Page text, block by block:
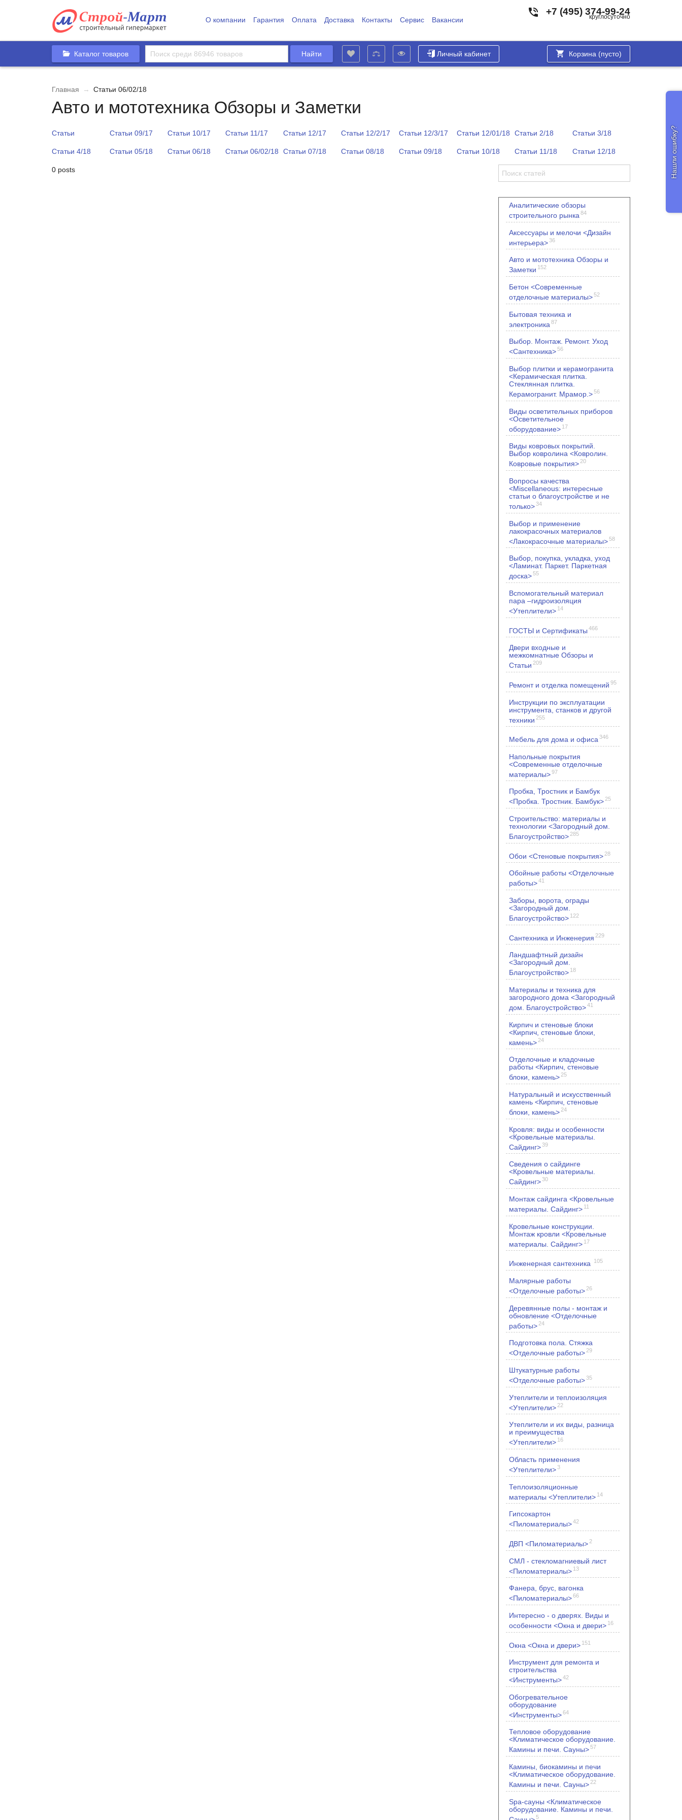
О компании Гарантия Оплата Доставка Контакты Сервис Вакансии
+7 (495) 374-99-24
круглосуточно
Каталог товаров Личный кабинет Корзина (пусто)
Главная → Статьи 06/02/18
Авто и мототехника Обзоры и Заметки
Статьи Статьи 09/17 Статьи 10/17 Статьи 11/17 Статьи 12/17 Статьи 12/2/17 Статьи 12/3/17 Статьи 12/01/18 Статьи 2/18 Статьи 3/18
Статьи 4/18 Статьи 05/18 Статьи 06/18 Статьи 06/02/18 Статьи 07/18 Статьи 08/18 Статьи 09/18 Статьи 10/18 Статьи 11/18 Статьи 12/18
0 posts
Аналитические обзоры
строительного рынка 84
Аксессуары и мелочи <Дизайн
интерьера>36
Авто и мототехника Обзоры и
Заметки 152
Бетон <Современные
отделочные материалы>52
Бытовая техника и
электроника 87
Выбор. Монтаж. Ремонт. Уход
<Сантехника>56
Выбор плитки и керамогранита
<Керамическая плитка.
Стеклянная плитка.
Керамогранит. Мрамор.>56
Виды осветительных приборов
<Осветительное
оборудование> 17
Виды ковровых покрытий.
Выбор ковролина <Ковролин.
Ковровые покрытия> 20
Вопросы качества
<Miscellaneous: интересные
статьи о благоустройстве и не
только>34
Выбор и применение
лакокрасочных материалов
<Лакокрасочные материалы>58
Выбор, покупка, укладка, уход
<Ламинат. Паркет. Паркетная
доска>55
Вспомогательный материал
пара –гидроизоляция
<Утеплители> 14
ГОСТЫ и Сертификаты 466
Двери входные и
межкомнатные Обзоры и
Статьи 209
Ремонт и отделка помещений 95
Инструкции по эксплуатации
инструмента, станков и другой
техники 255
Мебель для дома и офиса 346
Напольные покрытия
<Современные отделочные
материалы>97
Пробка, Тростник и Бамбук
<Пробка. Тростник. Бамбук>25
Строительство: материалы и
технологии <Загородный дом.
Благоустройство> 285
Обои <Стеновые покрытия> 28
Обойные работы <Отделочные
работы>41
Заборы, ворота, ограды
<Загородный дом.
Благоустройство> 122
Сантехника и Инженерия 229
Ландшафтный дизайн
<Загородный дом.
Благоустройство> 18
Материалы и техника для
загородного дома <Загородный
дом. Благоустройство>41
Кирпич и стеновые блоки
<Кирпич, стеновые блоки,
камень> 24
Отделочные и кладочные
работы <Кирпич, стеновые
блоки, камень> 25
Натуральный и искусственный
камень <Кирпич, стеновые
блоки, камень> 24
Кровля: виды и особенности
<Кровельные материалы.
Сайдинг>39
Сведения о сайдинге
<Кровельные материалы.
Сайдинг>30
Монтаж сайдинга <Кровельные
материалы. Сайдинг> 11
Кровельные конструкции.
Монтаж кровли <Кровельные
материалы. Сайдинг> 17
Инженерная сантехника 105
Малярные работы
<Отделочные работы> 26
Деревянные полы - монтаж и
обновление <Отделочные
работы> 24
Подготовка пола. Стяжка
<Отделочные работы> 29
Штукатурные работы
<Отделочные работы>35
Утеплители и теплоизоляция
<Утеплители> 22
Утеплители и их виды, разница
и преимущества
<Утеплители> 16
Область применения
<Утеплители>3
Теплоизоляционные
материалы <Утеплители> 14
Гипсокартон
<Пиломатериалы>42
ДВП <Пиломатериалы> 2
СМЛ - стекломагниевый лист
<Пиломатериалы> 13
Фанера, брус, вагонка
<Пиломатериалы>66
Интересно - о дверях. Виды и
особенности <Окна и двери> 16
Окна <Окна и двери> 151
Инструмент для ремонта и
строительства
<Инструменты>42
Обогревательное
оборудование
<Инструменты>64
Тепловое оборудование
<Климатическое оборудование.
Камины и печи. Сауны>57
Камины, биокамины и печи
<Климатическое оборудование.
Камины и печи. Сауны> 22
Spa-сауны <Климатическое
оборудование. Камины и печи.
5
Нашли ошибку?